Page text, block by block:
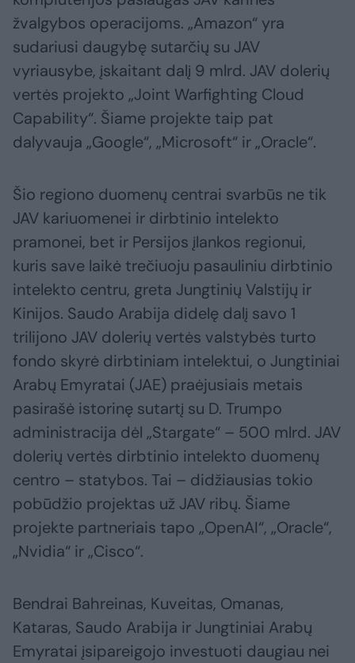
žvalgybos operacijoms. „Amazon“ yra
sudariusi daugybę sutarčių su JAV
vyriausybe, įskaitant dalį 9 mlrd. JAV dolerių
vertės projekto „Joint Warfighting Cloud
Capability“. Šiame projekte taip pat
dalyvauja „Google“, „Microsoft“ ir „Oracle“.
Šio regiono duomenų centrai svarbūs ne tik
JAV kariuomenei ir dirbtinio intelekto
pramonei, bet ir Persijos įlankos regionui,
kuris save laikė trečiuoju pasauliniu dirbtinio
intelekto centru, greta Jungtinių Valstijų ir
Kinijos. Saudo Arabija didelę dalį savo 1
trilijono JAV dolerių vertės valstybės turto
fondo skyrė dirbtiniam intelektui, o Jungtiniai
Arabų Emyratai (JAE) praėjusiais metais
pasirašė istorinę sutartį su D. Trumpo
administracija dėl „Stargate“ – 500 mlrd. JAV
dolerių vertės dirbtinio intelekto duomenų
centro – statybos. Tai – didžiausias tokio
pobūdžio projektas už JAV ribų. Šiame
projekte partneriais tapo „OpenAI“, „Oracle“,
„Nvidia“ ir „Cisco“.
Bendrai Bahreinas, Kuveitas, Omanas,
Kataras, Saudo Arabija ir Jungtiniai Arabų
Emyratai įsipareigojo investuoti daugiau nei